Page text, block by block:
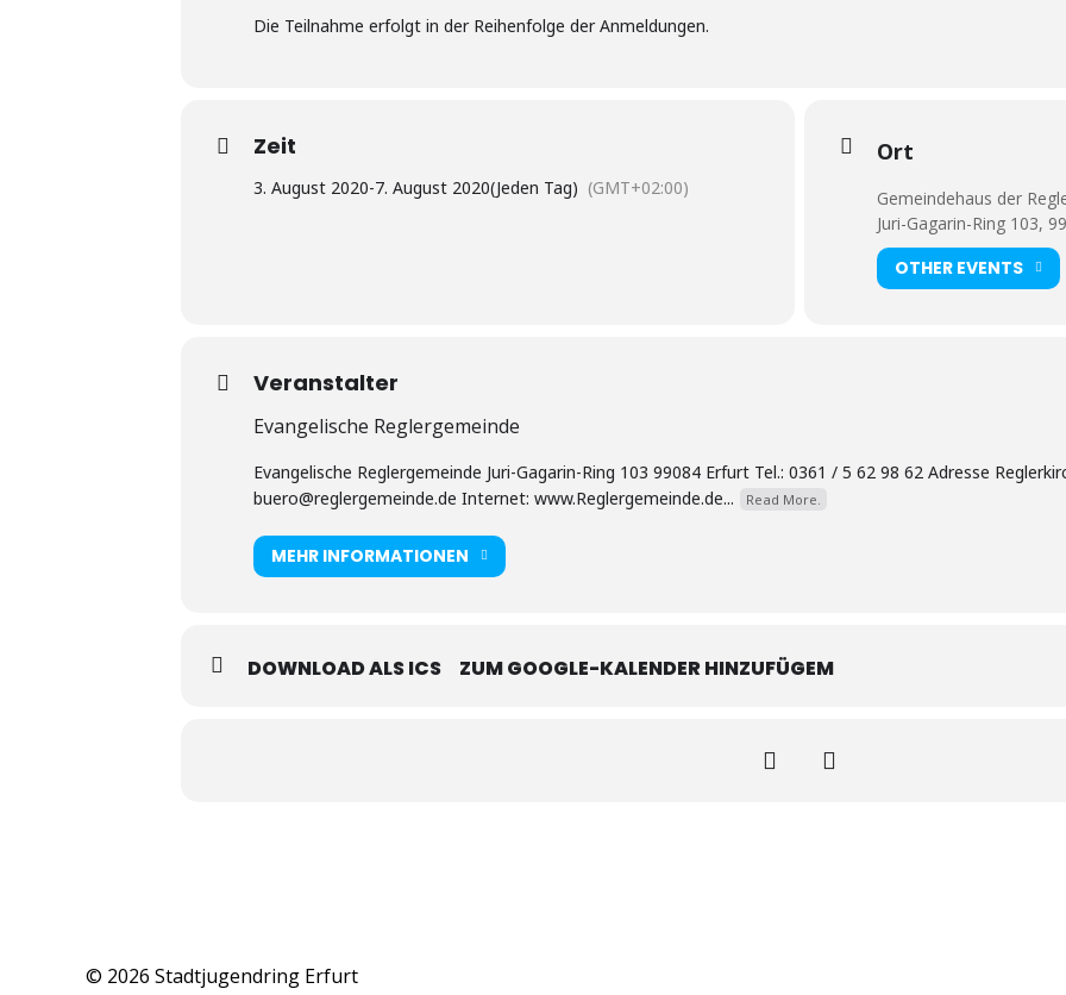
Die Teilnahme erfolgt in der Reihenfolge der Anmeldungen.
Zeit
3. August 2020-7. August 2020(Jeden Tag) (GMT+02:00)
Ort
Gemeindehaus der
Juri-Gagarin-Ring 103,
OTHER EVENTS
Veranstalter
Evangelische Reglergemeinde
Evangelische Reglergemeinde Juri-Gagarin-Ring 103 99084 Erfurt Tel.: 0361 / 5 62 98 62 Adresse
buero@reglergemeinde.de Internet: www.Reglergemeinde.de...
Read More.
MEHR INFORMATIONEN
DOWNLOAD ALS ICS ZUM GOOGLE-KALENDER HINZUFÜGEM
© 2026 Stadtjugendring Erfurt